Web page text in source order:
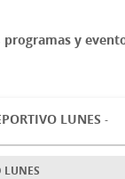
programas y
LUNES -
LUNES